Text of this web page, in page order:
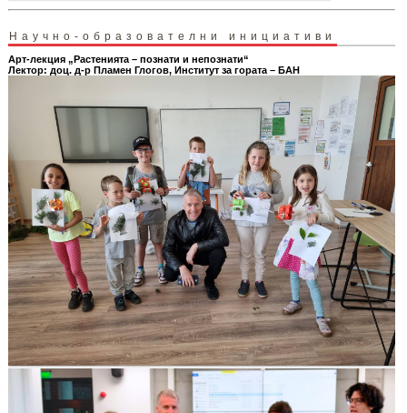
Научно-образователни инициативи
Арт-лекция „Растенията – познати и непознати“
Лектор: доц. д-р Пламен Глогов, Институт за гората – БАН